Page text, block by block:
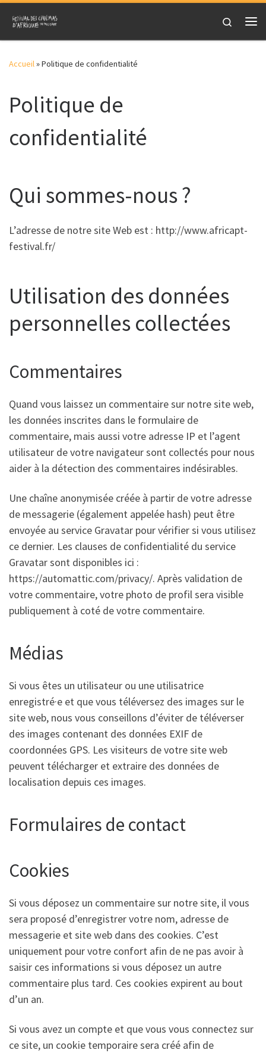
Skip to content
Search
Accueil»Politique de confidentialité
Politique de
confidentialité
Qui sommes-nous ?
L’adresse de notre site Web est : http://www.africapt-
festival.fr/
Utilisation des données
personnelles collectées
Commentaires
Quand vous laissez un commentaire sur notre site web,
les données inscrites dans le formulaire de
commentaire, mais aussi votre adresse IP et l’agent
utilisateur de votre navigateur sont collectés pour nous
aider à la détection des commentaires indésirables.
Une chaîne anonymisée créée à partir de votre adresse
de messagerie (également appelée hash) peut être
envoyée au service Gravatar pour vérifier si vous utilisez
ce dernier. Les clauses de confidentialité du service
Gravatar sont disponibles ici :
https://automattic.com/privacy/. Après validation de
votre commentaire, votre photo de profil sera visible
publiquement à coté de votre commentaire.
Médias
Si vous êtes un utilisateur ou une utilisatrice
enregistré·e et que vous téléversez des images sur le
site web, nous vous conseillons d’éviter de téléverser
des images contenant des données EXIF de
coordonnées GPS. Les visiteurs de votre site web
peuvent télécharger et extraire des données de
localisation depuis ces images.
Formulaires de contact
Cookies
Si vous déposez un commentaire sur notre site, il vous
sera proposé d’enregistrer votre nom, adresse de
messagerie et site web dans des cookies. C’est
uniquement pour votre confort afin de ne pas avoir à
saisir ces informations si vous déposez un autre
commentaire plus tard. Ces cookies expirent au bout
d’un an.
Si vous avez un compte et que vous vous connectez sur
ce site, un cookie temporaire sera créé afin de